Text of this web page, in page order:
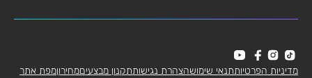
מדיניות הפרטיותתנאי שימושהצהרת נגישותתקנון מבצעיםמחירוןמפת אתר